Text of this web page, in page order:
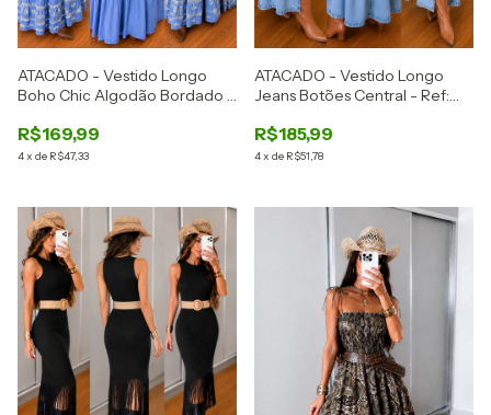
ATACADO - Vestido Longo
Boho Chic Algodão Bordado -
R$169,99
4x de R$47,33
ATACADO - Vestido Longo
Jeans Botões Central - Ref:
R$185,99
4x de R$51,78